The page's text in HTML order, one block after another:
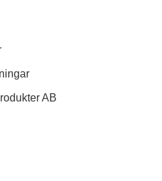
AB